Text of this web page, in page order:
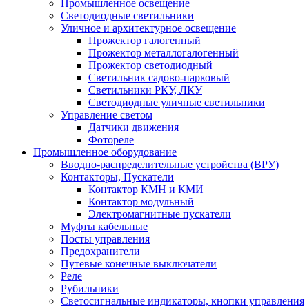
Промышленное освещение
Светодиодные светильники
Уличное и архитектурное освещение
Прожектор галогенный
Прожектор металлогалогенный
Прожектор светодиодный
Светильник садово-парковый
Светильники РКУ, ЛКУ
Светодиодные уличные светильники
Управление светом
Датчики движения
Фотореле
Промышленное оборудование
Вводно-распределительные устройства (ВРУ)
Контакторы, Пускатели
Контактор КМН и КМИ
Контактор модульный
Электромагнитные пускатели
Муфты кабельные
Посты управления
Предохранители
Путевые конечные выключатели
Реле
Рубильники
Светосигнальные индикаторы, кнопки управления